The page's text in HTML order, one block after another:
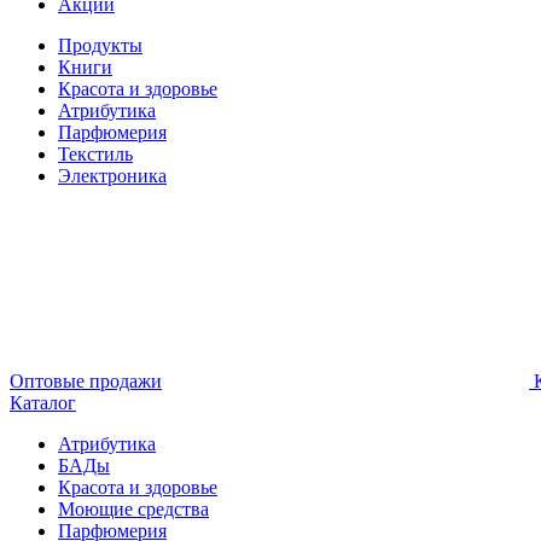
Акции
Продукты
Книги
Красота и здоровье
Атрибутика
Парфюмерия
Текстиль
Электроника
Оптовые продажи
Каталог
Атрибутика
БАДы
Красота и здоровье
Моющие средства
Парфюмерия